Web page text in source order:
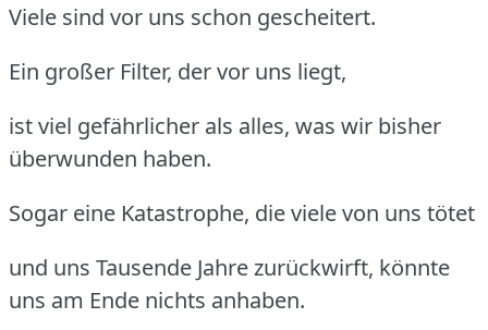
Viele sind vor uns schon gescheitert.
Ein großer Filter, der vor uns liegt,
ist viel gefährlicher als alles, was wir bisher
überwunden haben.
Sogar eine Katastrophe, die viele von uns tötet
und uns Tausende Jahre zurückwirft, könnte
uns am Ende nichts anhaben.